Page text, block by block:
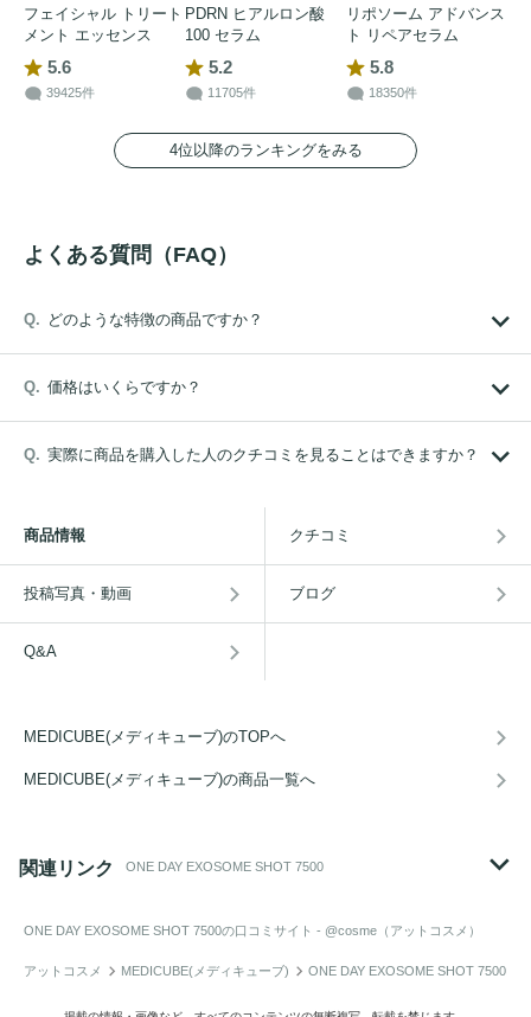
フェイシャル トリート
メント エッセンス
5.6
39425件
PDRN ヒアルロン酸
100 セラム
5.2
11705件
リポソーム アドバンス
ト リペアセラム
5.8
18350件
4位以降のランキングをみる
よくある質問（FAQ）
どのような特徴の商品ですか？
価格はいくらですか？
実際に商品を購入した人のクチコミを見ることはできますか？
商品情報 クチコミ
投稿写真・動画 ブログ
Q&A
MEDICUBE(メディキューブ)のTOPへ
MEDICUBE(メディキューブ)の商品一覧へ
関連リンク ONE DAY EXOSOME SHOT 7500
ONE DAY EXOSOME SHOT 7500の口コミサイト - @cosme（アットコスメ）
アットコスメ MEDICUBE(メディキューブ) ONE DAY EXOSOME SHOT 7500